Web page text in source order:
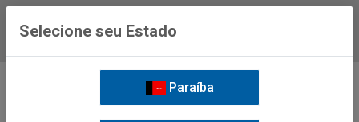
Selecione seu Estado
Paraíba